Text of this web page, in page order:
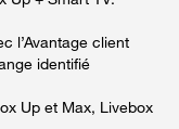
l’Avantage client
identifié
Up et Max, Livebox